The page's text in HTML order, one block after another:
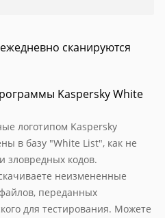
сканируются
Kaspersky White
логотипом Kaspersky
в базу "White List", как не
зловредных кодов.
неизмененные
переданных
для тестирования. Можете